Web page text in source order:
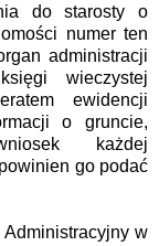
do starosty o
numer ten
administracji
wieczystej
ewidencji
o gruncie,
każdej
go podać
Administracyjny w